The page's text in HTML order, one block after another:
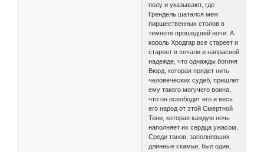
полу и указывают, где
Грендель шатался меж
пиршественных столов в
темноте прошедшей ночи. А
король Хродгар все стареет и
стареет в печали и напрасной
надежде, что однажды богиня
Вюрд, которая прядет нить
человеческих судеб, пришлет
ему такого могучего воина,
что он освободит его и весь
его народ от этой Смертной
Тени, которая каждую ночь
наполняет их сердца ужасом.
Среди танов, заполнявших
длинные скамьи, был один,